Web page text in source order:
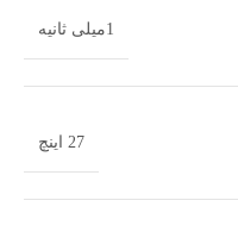
1میلی ثانیه
27 اینچ